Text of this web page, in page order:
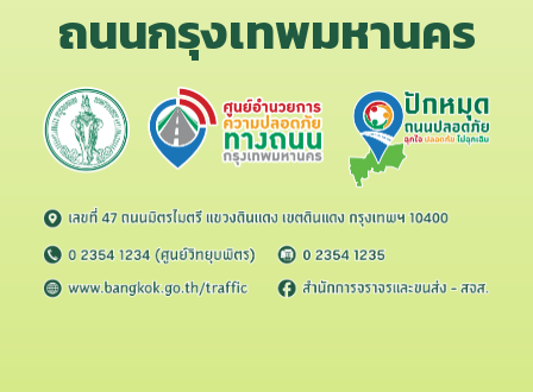
ถนนกรุงเทพมหานคร